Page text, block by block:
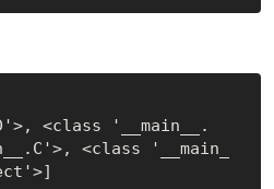
<class '__main__.
<class '__main_